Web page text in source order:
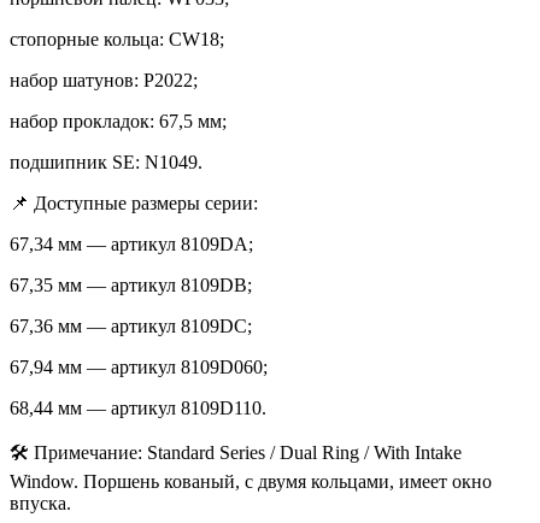
стопорные кольца: CW18;
набор шатунов: P2022;
набор прокладок: 67,5 мм;
подшипник SE: N1049.
📌 Доступные размеры серии:
67,34 мм — артикул 8109DA;
67,35 мм — артикул 8109DB;
67,36 мм — артикул 8109DC;
67,94 мм — артикул 8109D060;
68,44 мм — артикул 8109D110.
🛠️ Примечание: Standard Series / Dual Ring / With Intake
Window. Поршень кованый, с двумя кольцами, имеет окно
впуска.